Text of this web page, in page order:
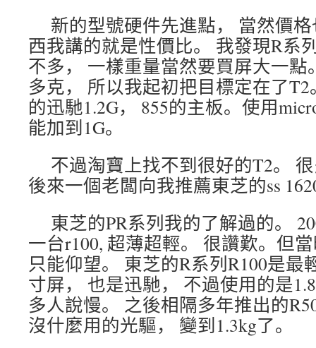
新的型號硬件先進點， 當然價
西我講的就是性價比。 我發現R系
不多， 一樣重量當然要買屏大一點
多克， 所以我起初把目標定在了T2
的迅馳1.2G， 855的主板。使用
能加到1G。
不過淘寶上找不到很好的T2。
後來一個老闆向我推薦東芝的ss
東芝的PR系列我的了解過的。
一台r100, 超薄超輕。 很讚歎。但
只能仰望。 東芝的R系列R100是最
寸屏， 也是迅馳， 不過使用的是
多人說慢。 之後相隔多年推出的
沒什麼用的光驅， 變到1.3kg了。